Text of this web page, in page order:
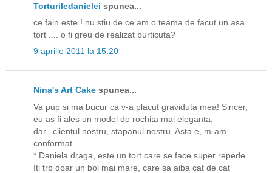
Torturiledanielei spunea...
ce fain este ! nu stiu de ce am o teama de facut un asa
tort .... o fi greu de realizat burticuta?
9 aprilie 2011 la 15:20
Nina's Art Cake spunea...
Va pup si ma bucur ca v-a placut graviduta mea! Sincer,
eu as fi ales un model de rochita mai eleganta,
dar...clientul nostru, stapanul nostru. Asta e, m-am
conformat.
* Daniela draga, este un tort care se face super repede.
Iti trb doar un bol mai mare, care sa aiba cat de cat